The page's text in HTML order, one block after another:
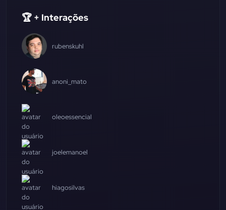
🏆 + Interações
rubenskuhl
anoni_mato
oleoessencial
joelemanoel
hiagosilvas